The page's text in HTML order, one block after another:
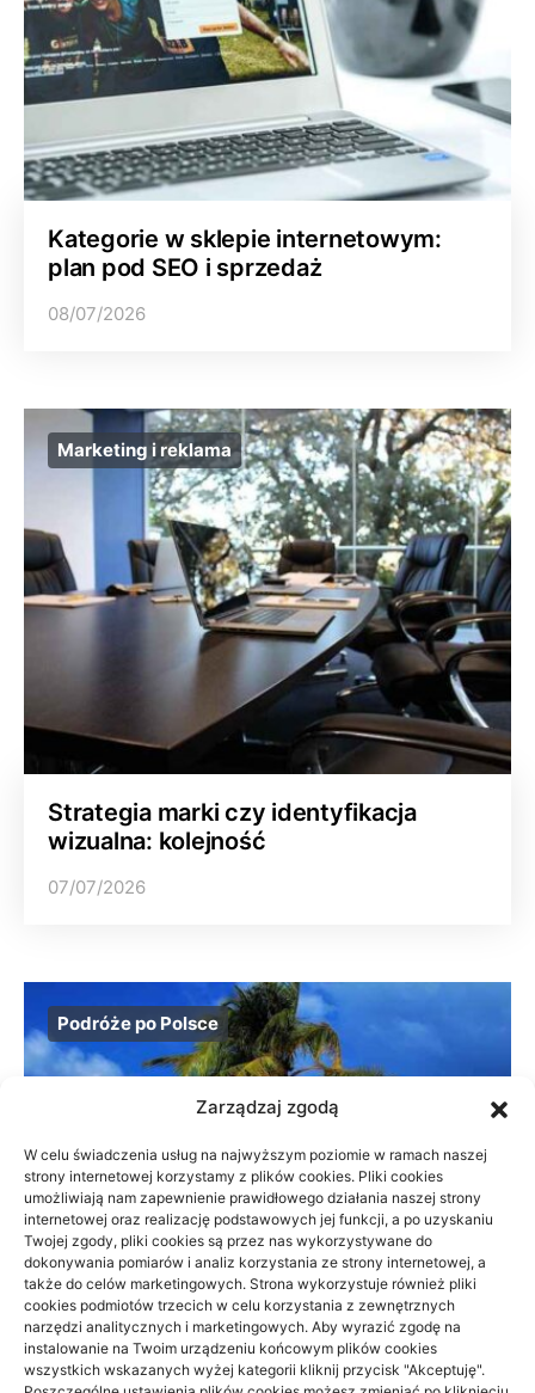
Zarządzaj zgodą
W celu świadczenia usług na najwyższym poziomie w ramach naszej
strony internetowej korzystamy z plików cookies. Pliki cookies
umożliwiają nam zapewnienie prawidłowego działania naszej strony
internetowej oraz realizację podstawowych jej funkcji, a po uzyskaniu
Twojej zgody, pliki cookies są przez nas wykorzystywane do
dokonywania pomiarów i analiz korzystania ze strony internetowej, a
także do celów marketingowych. Strona wykorzystuje również pliki
cookies podmiotów trzecich w celu korzystania z zewnętrznych
narzędzi analitycznych i marketingowych. Aby wyrazić zgodę na
instalowanie na Twoim urządzeniu końcowym plików cookies
wszystkich wskazanych wyżej kategorii kliknij przycisk "Akceptuję".
Kategorie w sklepie internetowym:
plan pod SEO i sprzedaż
08/07/2026
Marketing i reklama
Strategia marki czy identyfikacja
wizualna: kolejność
07/07/2026
Podróże po Polsce
Beskid Śląski: widokowe szlaki na 1